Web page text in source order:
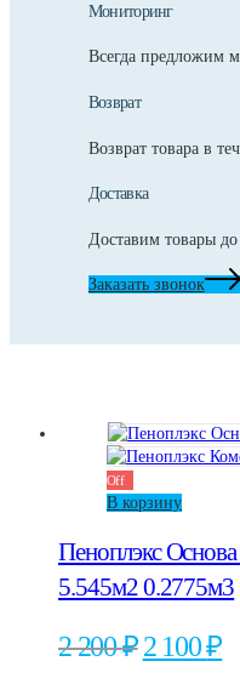
Мониторинг
Всегда предложим
Возврат
Возврат товара в
Доставка
Доставим товары до
Заказать звонок
Off
В корзину
Пеноплэкс
5.545м2 0.2775м3
2 200₽ цена
2 100₽